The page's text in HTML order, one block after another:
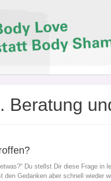
Beratung
Du stellst Dir diese Frage in
den Gedanken aber schnell wieder